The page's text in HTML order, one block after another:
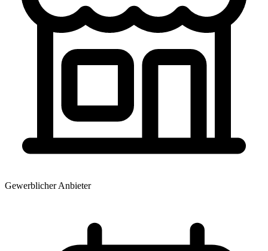
Gewerblicher Anbieter